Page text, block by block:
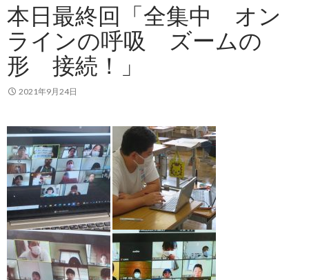
本日最終回「全集中 オン
ラインの呼吸 ズームの
形 接続！」
2021年9月24日